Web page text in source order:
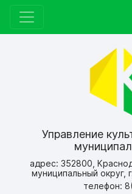
Управление
адрес: 352800,
муниципальный округ,
телефон: